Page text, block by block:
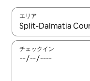
エリア
検索結果が表示され
チェックイン